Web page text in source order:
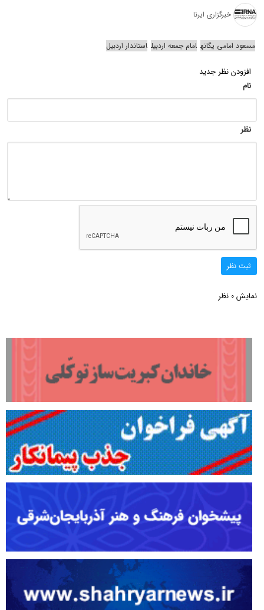
خبرگزاری ایرنا
مسعود امامی یگانه امام جمعه اردبیل استاندار اردبیل
افزودن نظر جدید
نام
نظر
ثبت نظر
نمایش 0 نظر